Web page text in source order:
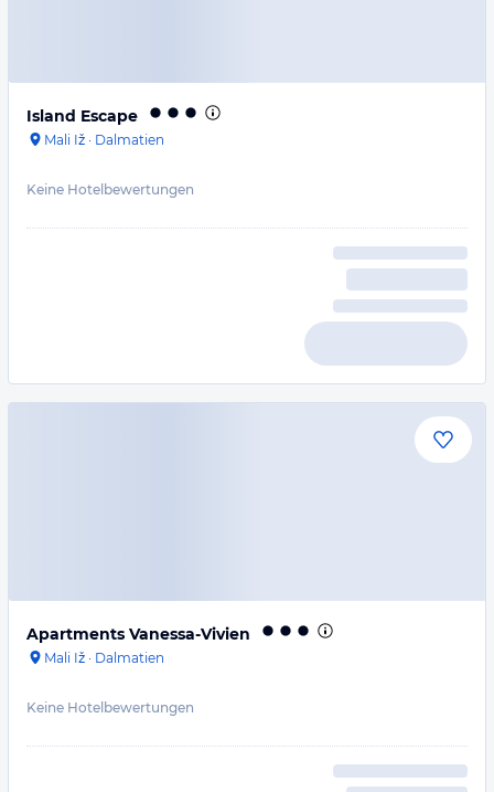
Island Escape
Mali Iž · Dalmatien
Keine Hotelbewertungen
Apartments Vanessa-Vivien
Mali Iž · Dalmatien
Keine Hotelbewertungen